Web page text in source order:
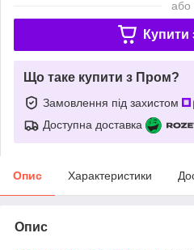
або
Купити
Що таке купити з Пром?
Замовлення під захистом
Доступна доставка
Опис Характеристики
Опис